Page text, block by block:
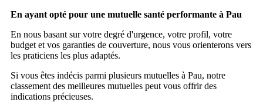
En ayant opté pour une mutuelle santé performante à Pau
En nous basant sur votre degré d'urgence, votre profil, votre
budget et vos garanties de couverture, nous vous orienterons vers
les praticiens les plus adaptés.
Si vous êtes indécis parmi plusieurs mutuelles à Pau, notre
classement des meilleures mutuelles peut vous offrir des
indications précieuses.